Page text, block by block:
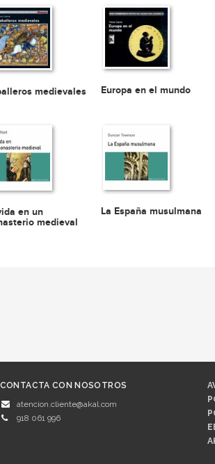
medievales Europa en el mundo
en un
medieval
La España musulmana
CONTACTA CON NOSOTROS
atencion.cliente@akal.com
918 061 996